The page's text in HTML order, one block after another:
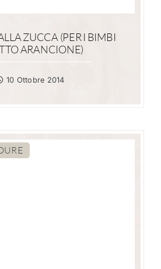
ZUCCA (PER I BIMBI
ARANCIONE)
10 Ottobre 2014